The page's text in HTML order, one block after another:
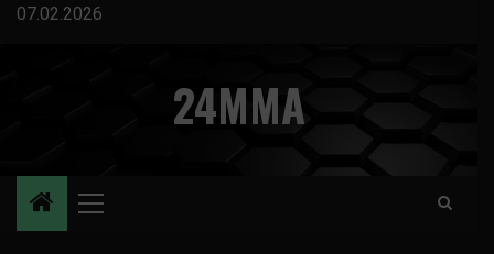
Перейти
07.02.2026
24MMA
Основное